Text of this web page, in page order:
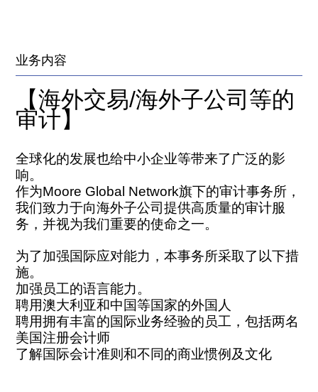
业务内容
【海外交易/海外子公司等的
审计】
全球化的发展也给中小企业等带来了广泛的影
响。
作为Moore Global Network旗下的审计事务所，
我们致力于向海外子公司提供高质量的审计服
务，并视为我们重要的使命之一。
为了加强国际应对能力，本事务所采取了以下措
施。
加强员工的语言能力。
聘用澳大利亚和中国等国家的外国人
聘用拥有丰富的国际业务经验的员工，包括两名
美国注册会计师
了解国际会计准则和不同的商业惯例及文化